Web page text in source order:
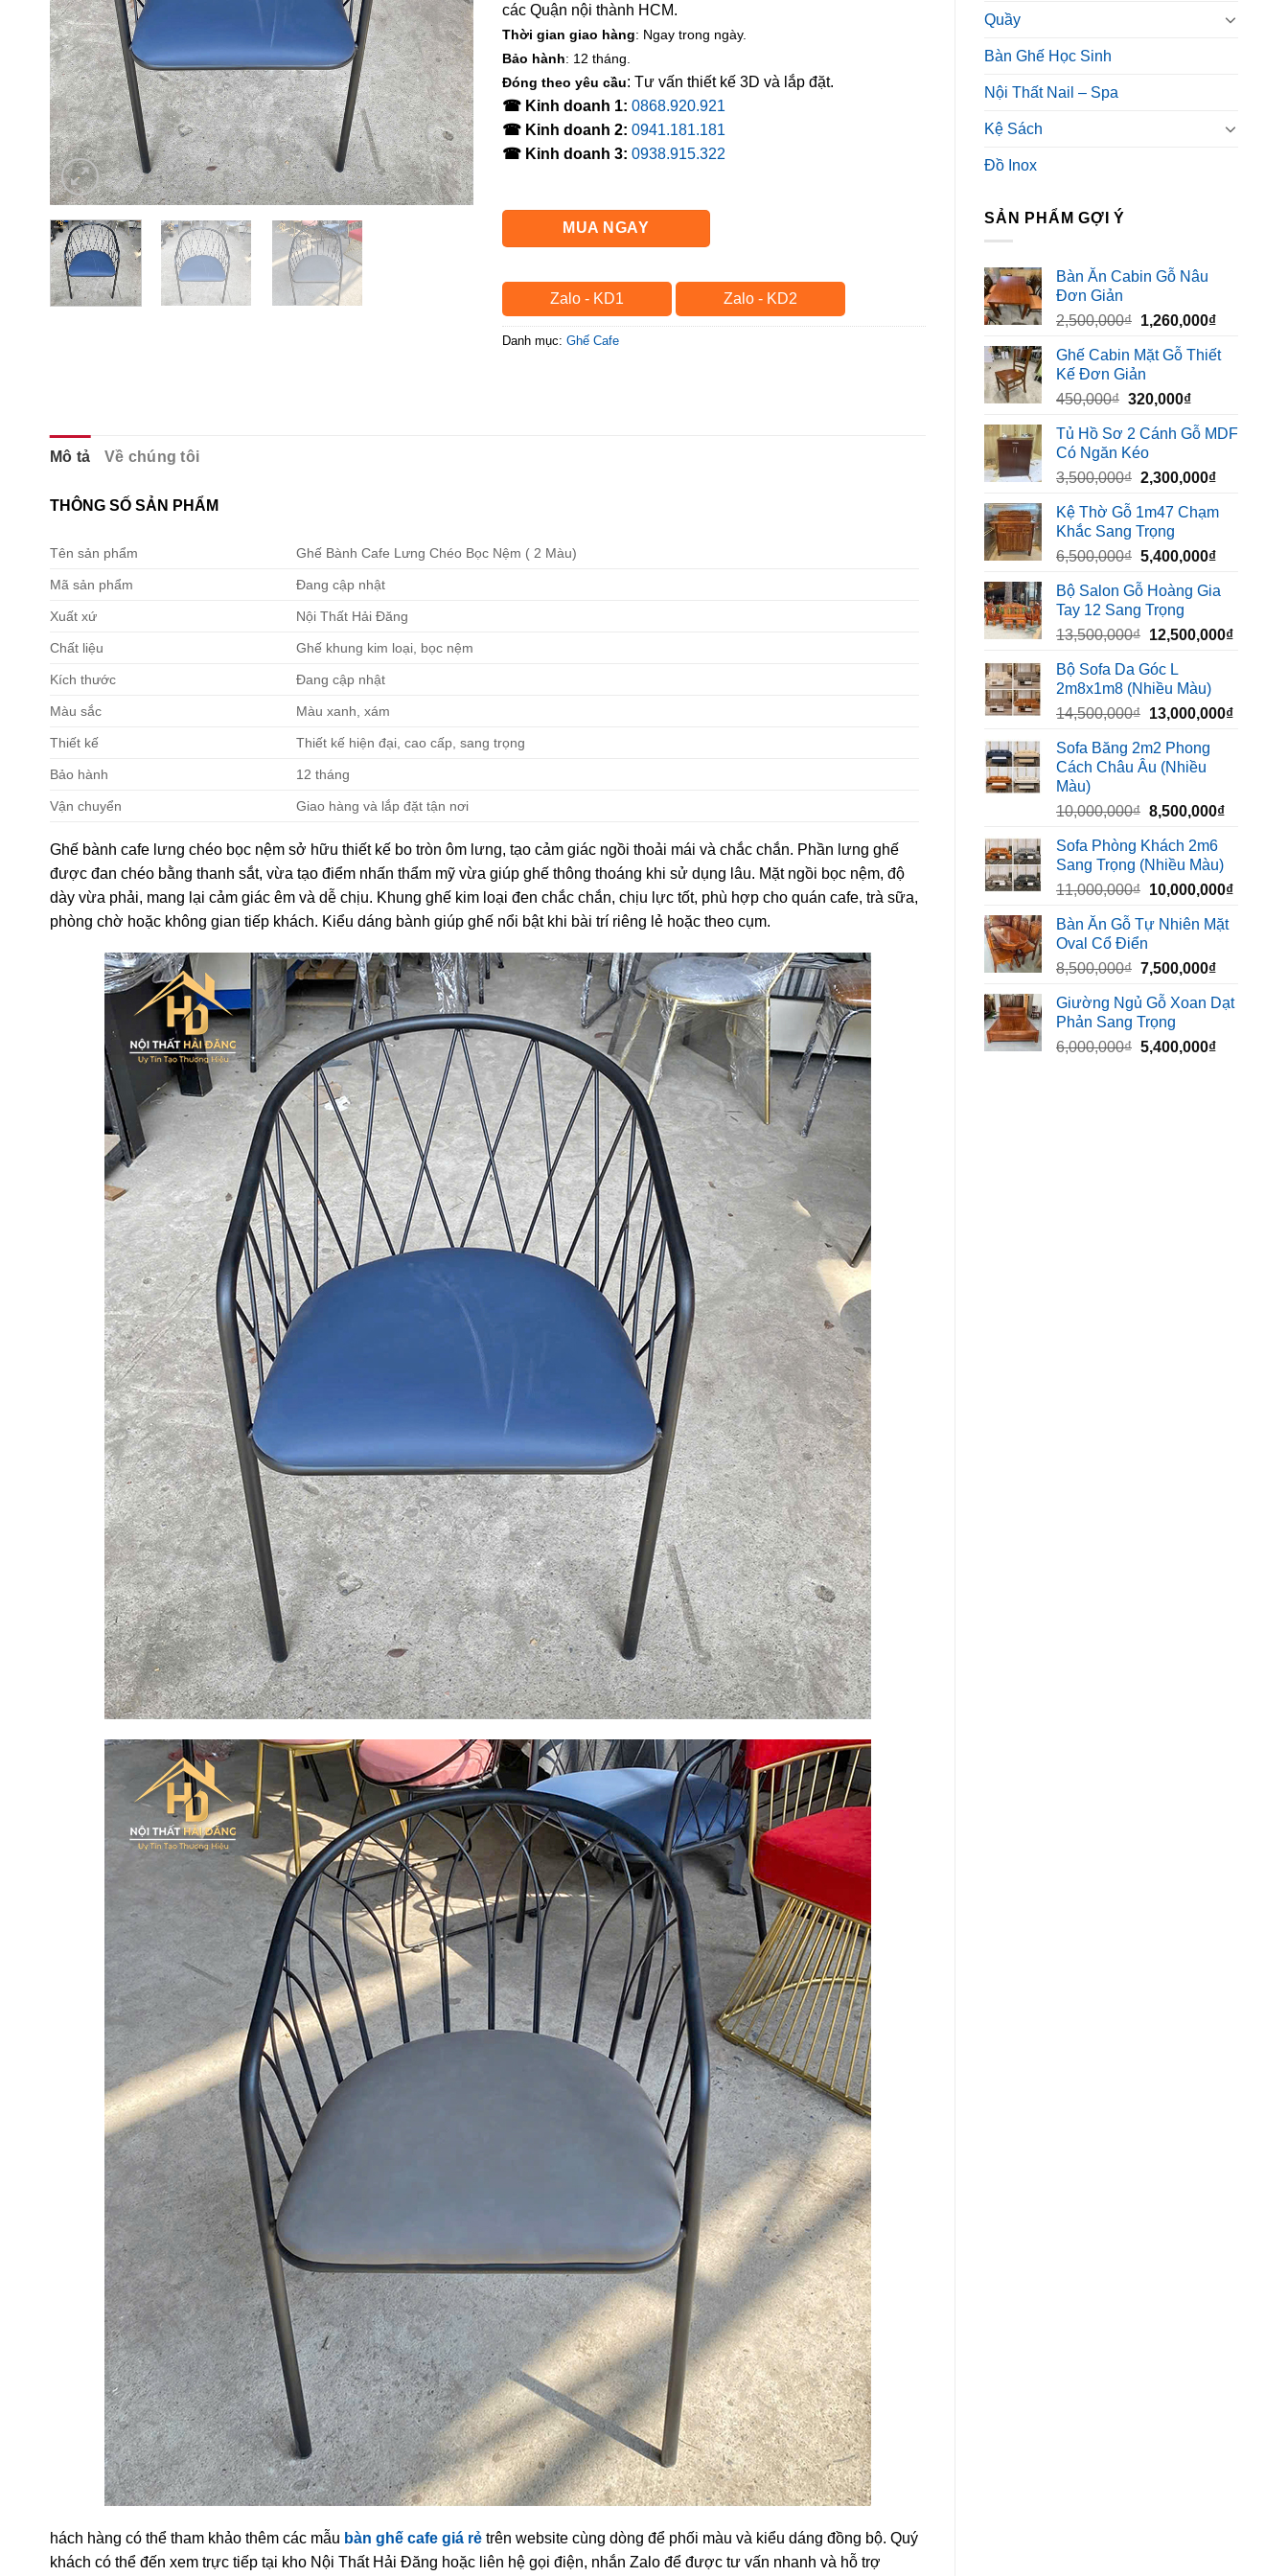
Quầy
Bàn Ghế Học Sinh
Nội Thất Nail – Spa
Kệ Sách
Đồ Inox
SẢN PHẨM GỢI Ý
Bàn Ăn Cabin Gỗ Nâu
Đơn Giản
2,500,000₫ Giá
là:
2,500,000₫.
1,260,000₫Giá
tại
Ghế Cabin Mặt Gỗ Thiết
Kế Đơn Giản
450,000₫ Giá
là:
450,000₫.
320,000₫Giá
tại
320,000₫.
Tủ Hồ Sơ 2 Cánh Gỗ MDF
Có Ngăn Kéo
3,500,000₫ Giá
là:
3,500,000₫.
2,300,000₫Giá
tại
Kệ Thờ Gỗ 1m47 Chạm
Khắc Sang Trọng
6,500,000₫ Giá
là:
6,500,000₫.
5,400,000₫Giá
tại
Bộ Salon Gỗ Hoàng Gia
Tay 12 Sang Trọng
13,500,000₫ Giá
là:
13,500,000₫.
12,500,000₫Giá
Bộ Sofa Da Góc L
2m8x1m8 (Nhiều Màu)
14,500,000₫ Giá
là:
14,500,000₫.
13,000,000₫Giá
Sofa Băng 2m2 Phong
Cách Châu Âu (Nhiều
Màu)
10,000,000₫ Giá
là:
10,000,000₫.
8,500,000₫Giá
là:
Sofa Phòng Khách 2m6
Sang Trọng (Nhiều Màu)
11,000,000₫ Giá
là:
10,000,000₫Giá
Bàn Ăn Gỗ Tự Nhiên Mặt
Oval Cổ Điển
8,500,000₫ Giá
là:
8,500,000₫.
7,500,000₫Giá
tại
Giường Ngủ Gỗ Xoan Dạt
Phản Sang Trọng
6,000,000₫ Giá
5,400,000₫Giá
các Quận nội thành HCM.
Thời gian giao hàng: Ngay trong ngày.
Bảo hành: 12 tháng.
Đóng theo yêu cầu: Tư vấn thiết kế 3D và lắp đặt.
☎ Kinh doanh 1: 0868.920.921
☎ Kinh doanh 2: 0941.181.181
☎ Kinh doanh 3: 0938.915.322
MUA NGAY
Zalo - KD1 Zalo - KD2
Danh mục: Ghế Cafe
Mô tả Về chúng tôi
THÔNG SỐ SẢN PHẨM
Tên sản phẩm Ghế Bành Cafe Lưng Chéo Bọc Nệm ( 2 Màu)
Mã sản phẩm Đang cập nhật
Xuất xứ Nội Thất Hải Đăng
Chất liệu Ghế khung kim loại, bọc nệm
Kích thước Đang cập nhật
Màu sắc Màu xanh, xám
Thiết kế Thiết kế hiện đại, cao cấp, sang trọng
Bảo hành 12 tháng
Vận chuyển Giao hàng và lắp đặt tận nơi
Ghế bành cafe lưng chéo bọc nệm sở hữu thiết kế bo tròn ôm lưng, tạo cảm giác ngồi thoải mái và chắc chắn. Phần lưng ghế
được đan chéo bằng thanh sắt, vừa tạo điểm nhấn thẩm mỹ vừa giúp ghế thông thoáng khi sử dụng lâu. Mặt ngồi bọc nệm, độ
dày vừa phải, mang lại cảm giác êm và dễ chịu. Khung ghế kim loại đen chắc chắn, chịu lực tốt, phù hợp cho quán cafe, trà sữa,
phòng chờ hoặc không gian tiếp khách. Kiểu dáng bành giúp ghế nổi bật khi bài trí riêng lẻ hoặc theo cụm.
hách hàng có thể tham khảo thêm các mẫu bàn ghế cafe giá rẻ trên website cùng dòng để phối màu và kiểu dáng đồng bộ. Quý
khách có thể đến xem trực tiếp tại kho Nội Thất Hải Đăng hoặc liên hệ gọi điện, nhắn Zalo để được tư vấn nhanh và hỗ trợ